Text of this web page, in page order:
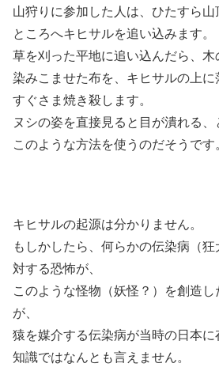
山狩りに参加した人は、ひたすら
ところへキヒサルを追い込みます。
草を刈った平地に追い込んだら、
染みこませた布を、キヒサルの上に
すぐさま焼き殺します。
ヌシの姿を直接見ると目が潰れる、
このような方法を使うのだそうです
キヒサルの起源は分かりません。
もしかしたら、何らかの伝染病（
対する恐怖が、
このような怪物（妖怪？）を創造
が、
猿を媒介する伝染病が当時の日本
知識ではなんとも言えません。